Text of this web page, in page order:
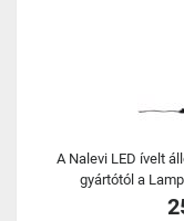
A Nalevi LED ívelt
gyártótól a